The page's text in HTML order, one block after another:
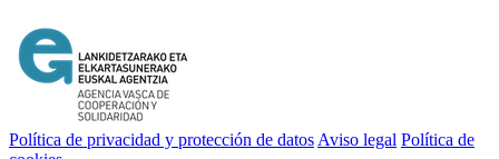
Política de privacidad y protección de datos Aviso legal Política de